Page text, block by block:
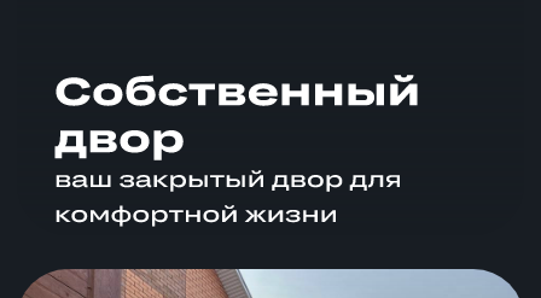
Теплый
Сауна
Закрытый